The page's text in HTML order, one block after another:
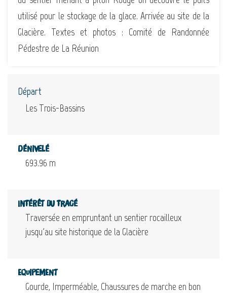
utilisé pour le stockage de la glace. Arrivée au site de la
Glacière. Textes et photos : Comité de Randonnée
Pédestre de La Réunion
Départ
Les Trois-Bassins
Dénivelé
693.96 m
Intérêt du tracé
Traversée en empruntant un sentier rocailleux
jusqu'au site historique de la Glacière
Equipement
Gourde, Imperméable, Chaussures de marche en bon